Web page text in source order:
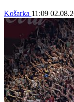
Košarka 11:09